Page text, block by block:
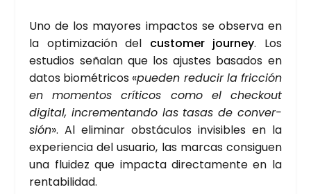
Uno de los mayo­res impac­tos se obser­va en
la opti­mi­za­ción del cus­to­mer jour­ney. Los
estu­dios seña­lan que los ajus­tes basa­dos en
datos bio­mé­tri­cos «pue­den redu­cir la fric­ción
en momen­tos crí­ti­cos como el chec­kout
digi­tal, incre­men­tan­do las tasas de con­ver­
sión». Al eli­mi­nar obs­tácu­los invi­si­bles en la
expe­rien­cia del usua­rio, las mar­cas con­si­guen
una flui­dez que impac­ta direc­ta­men­te en la
ren­ta­bi­li­dad.